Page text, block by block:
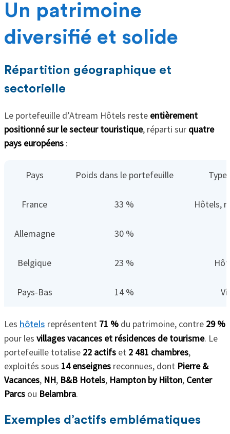
Un patrimoine
diversifié et solide
Répartition géographique et
sectorielle
Le portefeuille d’Atream Hôtels reste entièrement
positionné sur le secteur touristique, réparti sur quatre
pays européens:
Pays Poids dans le portefeuille Type
France 33 % Hôtels,
Allemagne 30 %
Belgique 23 %
Pays-Bas 14 %
Les hôtels représentent 71 %du patrimoine, contre 29 %
pour les villages vacances et résidences de tourisme. Le
portefeuille totalise 22 actifset 2 481 chambres,
exploités sous 14 enseignesreconnues, dont Pierre &
Vacances, NH, B&B Hotels, Hampton by Hilton, Center
Parcsou Belambra.
Exemples d’actifs emblématiques